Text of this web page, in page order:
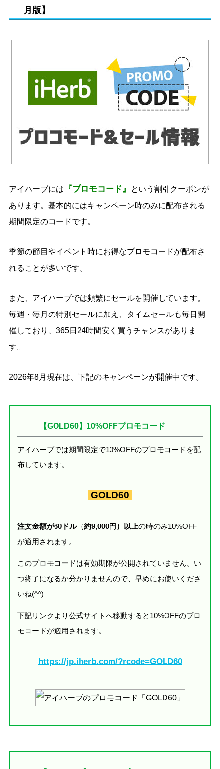
月版】
アイハーブには 『プロモコード』
という割引クーポンが
あります。基本的にはキャンペーン時のみに配布される
期間限定のコードです。
季節の節目やイベント時にお得なプロモコードが配布さ
れることが多いです。
また、アイハーブでは頻繁にセールを開催しています。
毎週・毎月の特別セールに加え、タイムセールも毎日開
催しており、365日24時間安く買うチャンスがありま
す。
2026年8月現在は、下記のキャンペーンが開催中です。
【GOLD60】10%OFFプロモコード
アイハーブでは期間限定で10%OFFのプロモコードを配
布しています。
GOLD60
注文金額が60ドル（約9,000円）以上の時のみ10%OFF
が適用されます。
このプロモコードは有効期限が公開されていません。い
つ終了になるか分かりませんので、早めにお使いくださ
いね(^^)
下記リンクより公式サイトへ移動すると10%OFFのプロ
モコードが適用されます。
https://jp.iherb.com/?rcode=GOLD60